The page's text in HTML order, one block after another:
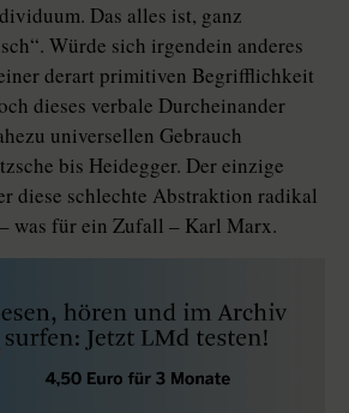
Das alles ist, ganz
Würde sich irgendein anderes
derart primitiven Begrifflichkeit
dieses verbale Durcheinander
universellen Gebrauch
bis Heidegger. Der einzige
diese schlechte Abstraktion radikal
was für ein Zufall – Karl Marx.